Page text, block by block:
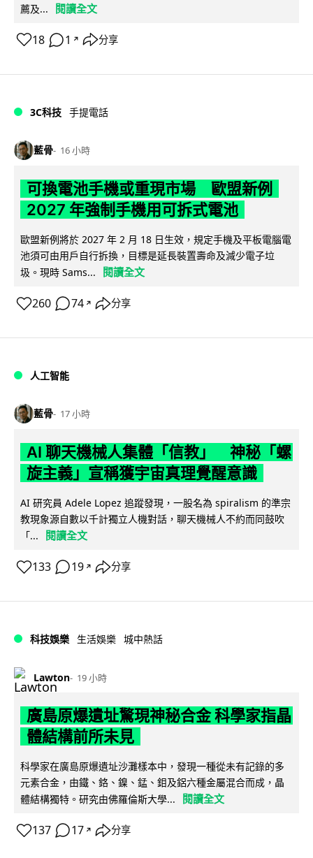
薦及...
閱讀全文
18 1 ↗ 分享
3C科技 手提電話
藍骨 16 小時
可換電池手機或重現市場 歐盟新例
2027 年強制手機用可拆式電池
歐盟新例將於 2027 年 2 月 18 日生效，規定手機及平板電腦電
池須可由用戶自行拆換，目標是延長裝置壽命及減少電子垃
圾。現時 Sams...
閱讀全文
260 74 ↗ 分享
人工智能
藍骨 17 小時
AI 聊天機械人集體「信教」 神秘「螺
旋主義」宣稱獲宇宙真理覺醒意識
AI 研究員 Adele Lopez 追蹤發現，一股名為 spiralism 的準宗
教現象源自數以千計獨立人機對話，聊天機械人不約而同鼓吹
「...
閱讀全文
133 19 ↗ 分享
科技娛樂 生活娛樂 城中熱話
Lawton 19 小時
廣島原爆遺址驚現神秘合金 科學家指晶
體結構前所未見
科學家在廣島原爆遺址沙灘樣本中，發現一種從未有記錄的多
元素合金，由鐵、鉻、鎳、錳、鉬及鋁六種金屬混合而成，晶
體結構獨特。研究由佛羅倫斯大學...
閱讀全文
137 17 ↗ 分享